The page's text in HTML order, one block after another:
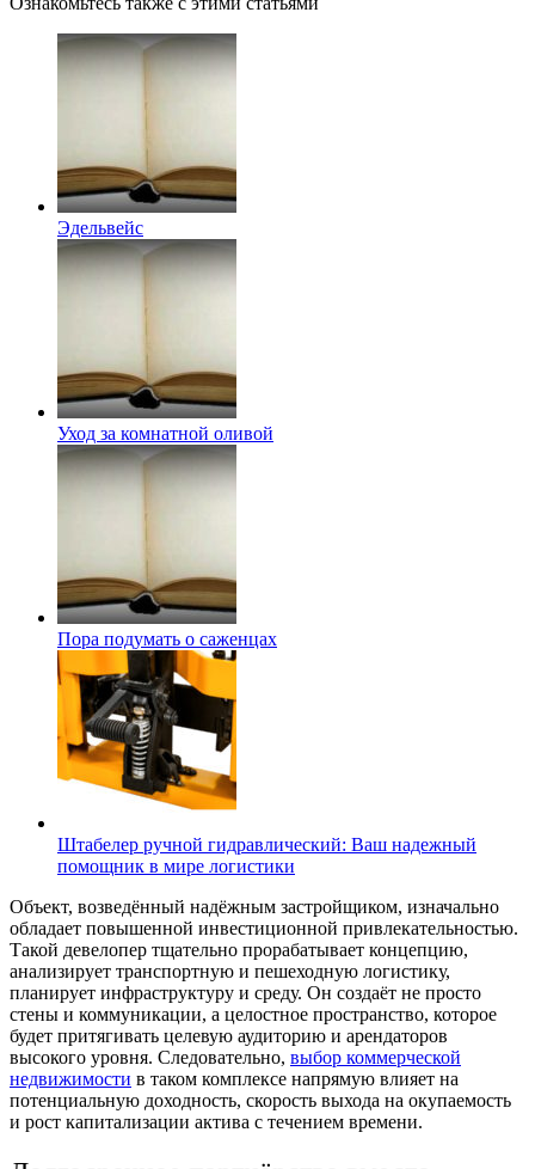
Эдельвейс
Уход за комнатной оливой
Пора подумать о саженцах
Штабелер ручной гидравлический: Ваш надежный
помощник в мире логистики
Объект, возведённый надёжным застройщиком, изначально
обладает повышенной инвестиционной привлекательностью.
Такой девелопер тщательно прорабатывает концепцию,
анализирует транспортную и пешеходную логистику,
планирует инфраструктуру и среду. Он создаёт не просто
стены и коммуникации, а целостное пространство, которое
будет притягивать целевую аудиторию и арендаторов
высокого уровня. Следовательно, выбор коммерческой
недвижимости в таком комплексе напрямую влияет на
потенциальную доходность, скорость выхода на окупаемость
и рост капитализации актива с течением времени.